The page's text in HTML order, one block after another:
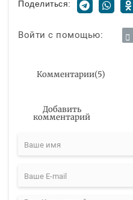
Поделиться:
Войти с помощью:
Комментарии(5)
Добавить
комментарий